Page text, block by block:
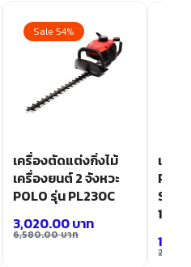
Sale 54%
เครื่องตัดแต่งกิ่งไม้
เครื่องยนต์ 2 จังหวะ
POLO รุ่น PL230C
6,580.00บาท
3,020.00บาท
เครื่
120